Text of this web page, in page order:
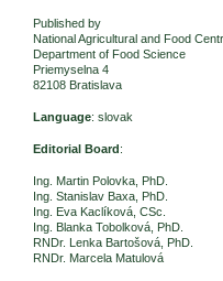
Published by
National Agricultural and Food
Department of Food Science
Priemyselna 4
82108 Bratislava
Language: slovak
Editorial Board:
Ing. Martin Polovka, PhD.
Ing. Stanislav Baxa, PhD.
Ing. Eva Kaclíková, CSc.
Ing. Blanka Tobolková, PhD.
RNDr. Lenka Bartošová, PhD.
RNDr. Marcela Matulová